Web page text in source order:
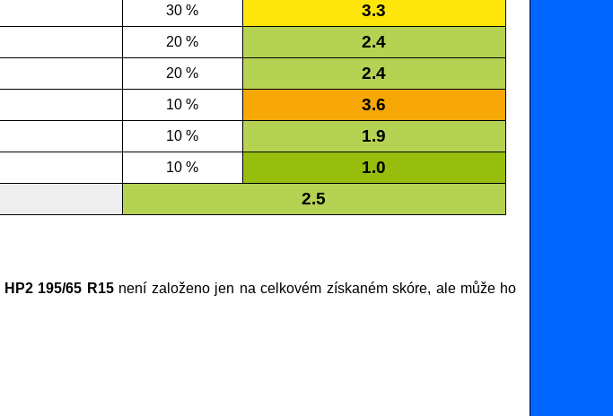
30 % 3.3
20 % 2.4
20 % 2.4
10 % 3.6
10 % 1.9
10 % 1.0
2.5
195/65 R15není založeno jen na celkovém získaném skóre, ale může ho